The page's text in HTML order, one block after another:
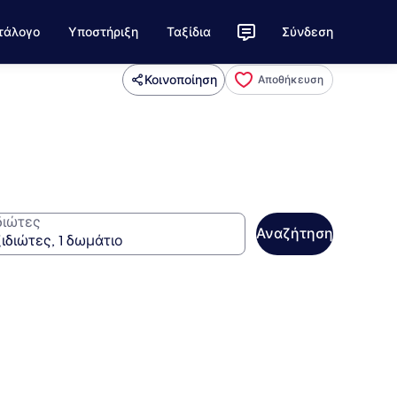
Υποστήριξη Ταξίδια Σύνδεση
Κοινοποίηση Αποθήκευση
Αναζήτηση